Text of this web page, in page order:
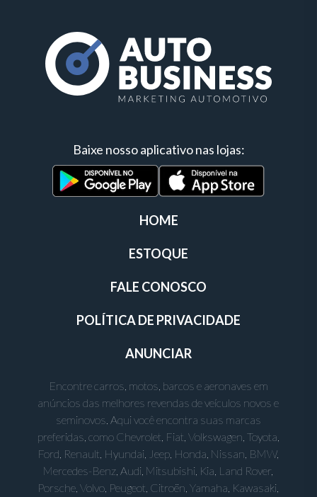
Baixe nosso aplicativo nas lojas:
HOME
ESTOQUE
FALE CONOSCO
POLÍTICA DE PRIVACIDADE
ANUNCIAR
Encontre carros, motos, barcos e aeronaves em
anúncios das melhores revendas de veículos novos e
seminovos. Aqui você encontra suas marcas
preferidas, como Chevrolet, Fiat, Volkswagen, Toyota,
Ford, Renault, Hyundai, Jeep, Honda, Nissan, BMW,
Mercedes-Benz, Audi, Mitsubishi, Kia, Land Rover,
Porsche, Volvo, Peugeot, Citroën, Yamaha, Kawasaki,